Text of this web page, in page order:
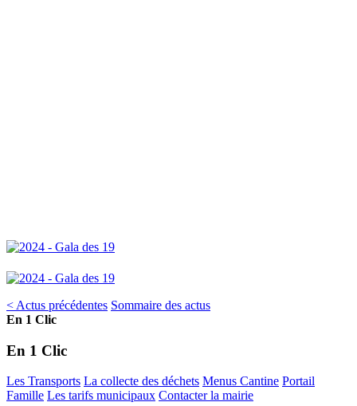
< Actus précédentes Sommaire des actus
En 1 Clic
En 1 Clic
Les Transports La collecte des déchets Menus Cantine Portail
Famille Les tarifs municipaux Contacter la mairie